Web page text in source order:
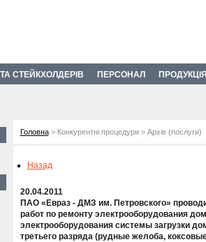
СТЕЙКХОЛДЕРІВ ПЕРСОНАЛ ПРОДУКЦІЯ
Головна> Конкурентні процедури > Архів (послуги)
Назад
20.04.2011
ПАО «Евраз - ДМЗ им. Петровского»
работ по ремонту электрооборудования
электрооборудования системы загрузки
третьего разряда (рудные желоба,